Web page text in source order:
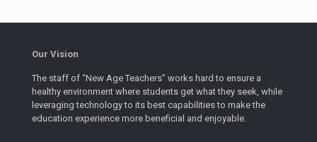
Our Vision
The staff of “New Age Teachers” works hard to ensure a
healthy environment where students get what they seek, while
leveraging technology to its best capabilities to make the
education experience more beneficial and enjoyable.